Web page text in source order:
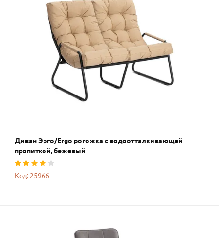
Диван Эрго/Ergo рогожка с водоотталкивающей
пропиткой, бежевый
Код: 25966